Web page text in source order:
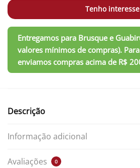
Tenho interesse
Descrição
Informação adicional
Avaliações 0